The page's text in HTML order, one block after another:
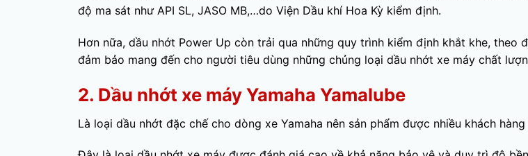
độ ma sát như API SL, JASO MB,…do Viện Dầu khí Hoa Kỳ kiểm định.
Hơn nữa, dầu nhớt Power Up còn trải qua những quy trình kiểm định khắt khe, theo
đảm bảo mang đến cho người tiêu dùng những chủng loại dầu nhớt xe máy chất
2. Dầu nhớt xe máy Yamaha Yamalube
Là loại dầu nhớt đặc chế cho dòng xe Yamaha nên sản phẩm được nhiều khách